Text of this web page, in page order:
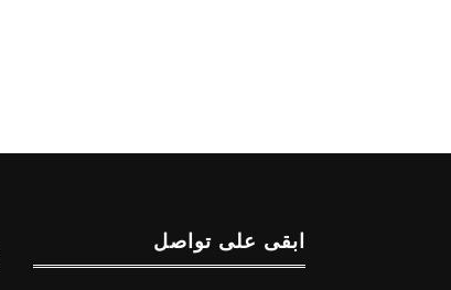
ابقى على تواصل